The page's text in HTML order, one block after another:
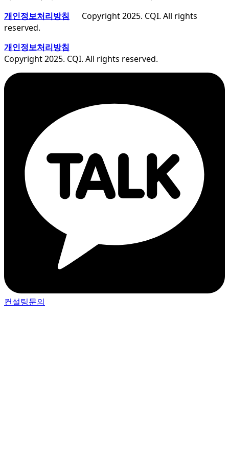
개인정보처리방침 Copyright 2025. CQI. All rights
reserved.
개인정보처리방침
Copyright 2025. CQI. All rights reserved.
컨설팅문의